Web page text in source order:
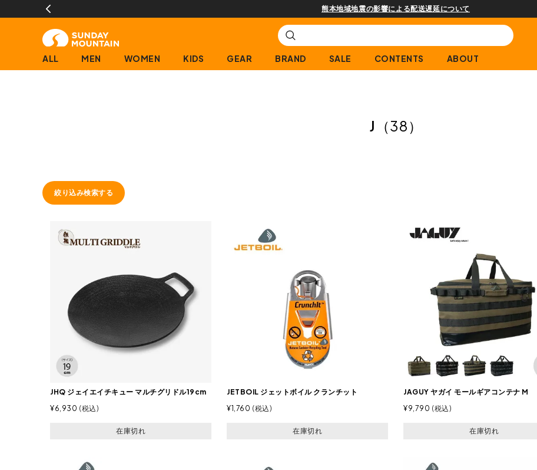
熊本地域地震の影響による配送遅延について
ALL MEN WOMEN KIDS GEAR BRAND SALE CONTENTS ABOUT
J （38）
絞り込み検索する
JHQ ジェイエイチキュー マルチグリドル19cm
¥6,930 税込
在庫切れ
JETBOIL ジェットボイル クランチット
¥1,760 税込
在庫切れ
JAGUY ヤガイ モールギアコンテナ M
¥9,790 税込
在庫切れ